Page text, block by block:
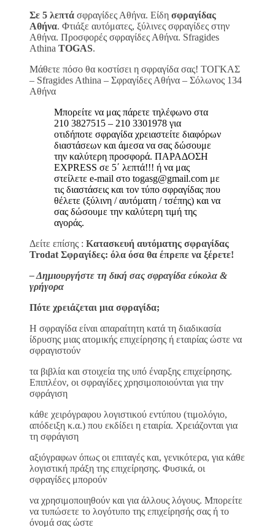
Σε 5 λεπτά σφραγίδες Αθήνα. Είδη σφραγίδας
Αθήνα. Φτιάξε αυτόματες, ξύλινες σφραγίδες στην
Αθήνα. Προσφορές σφραγίδες Αθήνα. Sfragides
Athina TOGAS.
Μάθετε πόσο θα κοστίσει η σφραγίδα σας! ΤΟΓΚΑΣ
– Sfragides Athina – Σφραγίδες Αθήνα – Σόλωνος 134
Αθήνα
Μπορείτε να μας πάρετε τηλέφωνο στα
210 3827515 – 210 3301978 για
οτιδήποτε σφραγίδα χρειαστείτε διαφόρων
διαστάσεων και άμεσα να σας δώσουμε
την καλύτερη προσφορά. ΠΑΡΑΔΟΣΗ
EXPRESS σε 5΄ λεπτά!!! ή να μας
στείλετε e-mail στο togasg@gmail.com με
τις διαστάσεις και τον τύπο σφραγίδας που
θέλετε (ξύλινη / αυτόματη / τσέπης) και να
σας δώσουμε την καλύτερη τιμή της
αγοράς.
Δείτε επίσης : Κατασκευή αυτόματης σφραγίδας
Trodat Σφραγίδες: όλα όσα θα έπρεπε να ξέρετε!
– Δημιουργήστε τη δική σας σφραγίδα εύκολα &
γρήγορα
Πότε χρειάζεται μια σφραγίδα;
H σφραγίδα είναι απαραίτητη κατά τη διαδικασία
ίδρυσης μιας ατομικής επιχείρησης ή εταιρίας ώστε να
σφραγιστούν
τα βιβλία και στοιχεία της υπό έναρξης επιχείρησης.
Επιπλέον, οι σφραγίδες χρησιμοποιούνται για την
σφράγιση
κάθε χειρόγραφου λογιστικού εντύπου (τιμολόγιο,
απόδειξη κ.α.) που εκδίδει η εταιρία. Χρειάζονται για
τη σφράγιση
αξιόγραφων όπως οι επιταγές και, γενικότερα, για κάθε
λογιστική πράξη της επιχείρησης. Φυσικά, οι
σφραγίδες μπορούν
να χρησιμοποιηθούν και για άλλους λόγους. Μπορείτε
να τυπώσετε το λογότυπο της επιχείρησής σας ή το
όνομά σας ώστε